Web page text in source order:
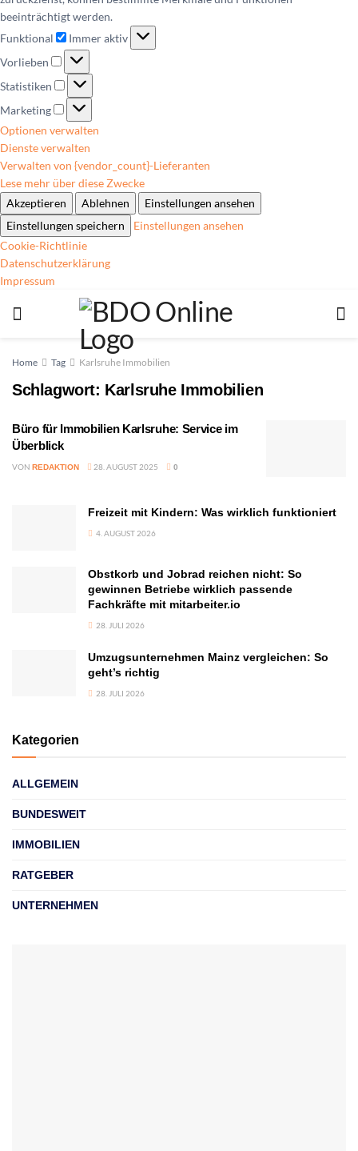
beeinträchtigt werden.
Funktional
Immer aktiv
Vorlieben
Statistiken
Marketing
Optionen verwalten
Dienste verwalten
Verwalten von {vendor_count}-Lieferanten
Lese mehr über diese Zwecke
Akzeptieren
Ablehnen
Einstellungen ansehen
Einstellungen speichern
Einstellungen ansehen
Cookie-Richtlinie
Datenschutzerklärung
Impressum
Home Tag Karlsruhe Immobilien
Schlagwort: Karlsruhe Immobilien
Büro für Immobilien Karlsruhe: Service im
Überblick
VON REDAKTION 28. AUGUST 2025 0
Freizeit mit Kindern: Was wirklich funktioniert
4. AUGUST 2026
Obstkorb und Jobrad reichen nicht: So
gewinnen Betriebe wirklich passende
Fachkräfte mit mitarbeiter.io
28. JULI 2026
Umzugsunternehmen Mainz vergleichen: So
geht’s richtig
28. JULI 2026
Kategorien
ALLGEMEIN
BUNDESWEIT
IMMOBILIEN
RATGEBER
UNTERNEHMEN